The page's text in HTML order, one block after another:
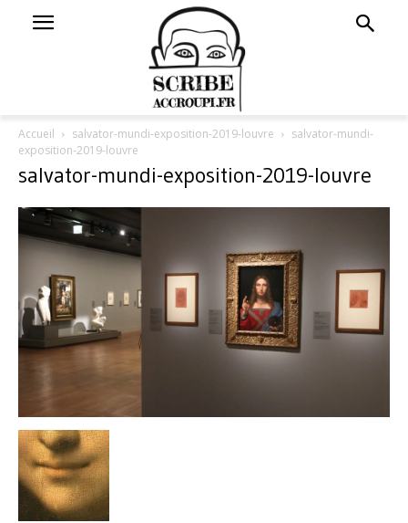
Accueil salvator-mundi-exposition-2019-louvre
salvator-mundi-
exposition-2019-louvre
salvator-mundi-exposition-2019-louvre